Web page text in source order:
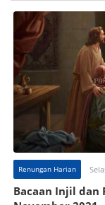
Renungan Harian
Bacaan Injil dan